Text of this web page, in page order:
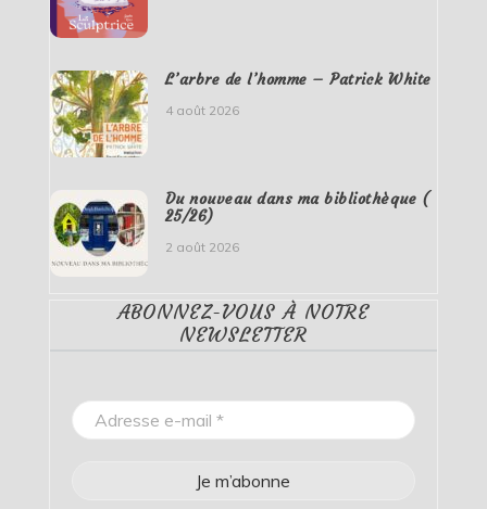
L’arbre de l’homme – Patrick White
4 août 2026
Du nouveau dans ma bibliothèque (
25/26)
2 août 2026
ABONNEZ-VOUS À NOTRE
NEWSLETTER